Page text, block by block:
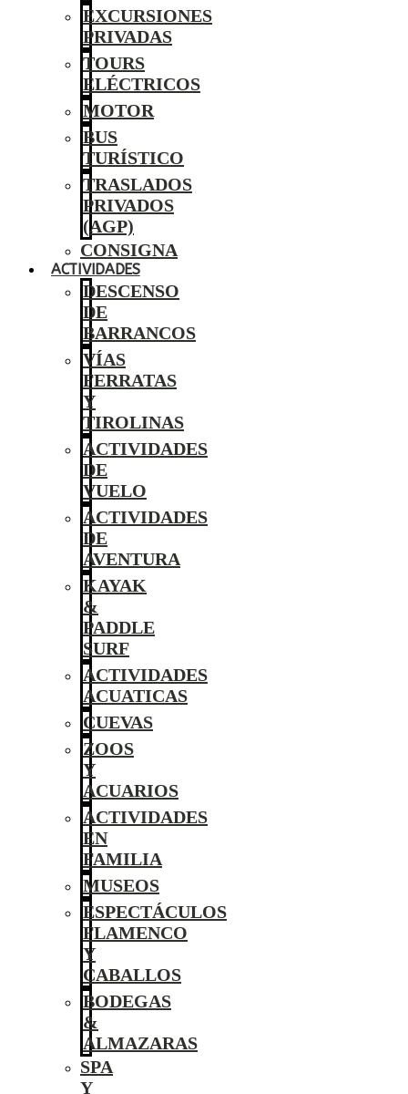
EXCURSIONES
PRIVADAS
TOURS
ELÉCTRICOS
MOTOR
BUS
TURÍSTICO
TRASLADOS
PRIVADOS
(AGP)
CONSIGNA
ACTIVIDADES
DESCENSO
DE
BARRANCOS
VÍAS
FERRATAS
Y
TIROLINAS
ACTIVIDADES
DE
VUELO
ACTIVIDADES
DE
AVENTURA
KAYAK
&
PADDLE
SURF
ACTIVIDADES
ACUATICAS
CUEVAS
ZOOS
Y
ACUARIOS
ACTIVIDADES
EN
FAMILIA
MUSEOS
ESPECTÁCULOS
FLAMENCO
Y
CABALLOS
BODEGAS
&
ALMAZARAS
SPA
Y